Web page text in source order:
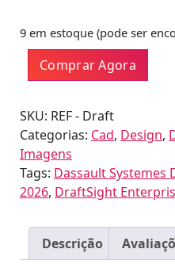
9 em estoque (pode ser
Dassault
Systemes
Enterprise
Plus
2026
quantidade
Comprar Agora
SKU: REF - Draft
Categorias: Cad, Design,
Imagens
Tags: Dassault Systemes
2026, DraftSight
Descrição